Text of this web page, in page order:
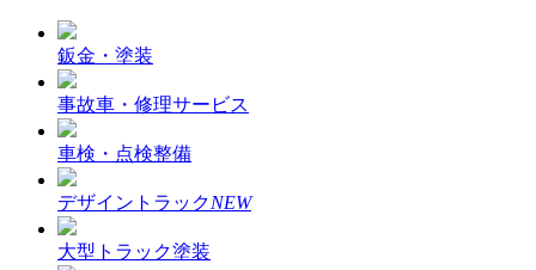
鈑金・塗装
事故車・修理サービス
車検・点検整備
デザイントラックNEW
大型トラック塗装